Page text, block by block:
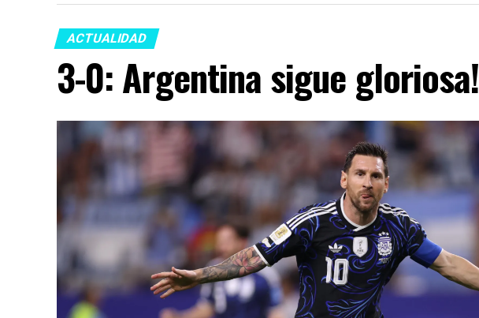
ACTUALIDAD
3-0: Argentina sigue gloriosa!